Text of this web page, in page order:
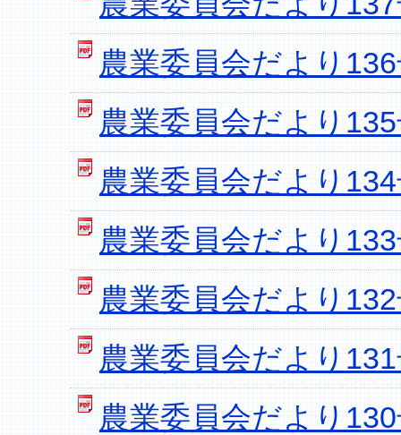
農業委員会だより
農業委員会だより
農業委員会だより
農業委員会だより
農業委員会だより
農業委員会だより
農業委員会だより